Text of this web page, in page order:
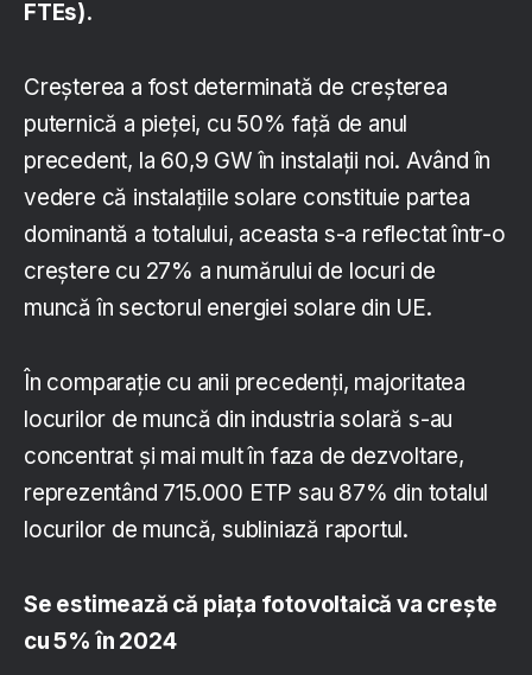
FTEs).
Creșterea a fost determinată de creșterea
puternică a pieței, cu 50% față de anul
precedent, la 60,9 GW în instalații noi. Având în
vedere că instalațiile solare constituie partea
dominantă a totalului, aceasta s-a reflectat într-o
creștere cu 27% a numărului de locuri de
muncă în sectorul energiei solare din UE.
În comparație cu anii precedenți, majoritatea
locurilor de muncă din industria solară s-au
concentrat și mai mult în faza de dezvoltare,
reprezentând 715.000 ETP sau 87% din totalul
locurilor de muncă, subliniază raportul.
Se estimează că piața fotovoltaică va crește
cu 5% în 2024